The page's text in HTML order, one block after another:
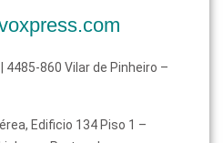
4485-860 Vilar de Pinheiro –
Edificio 134 Piso 1 –